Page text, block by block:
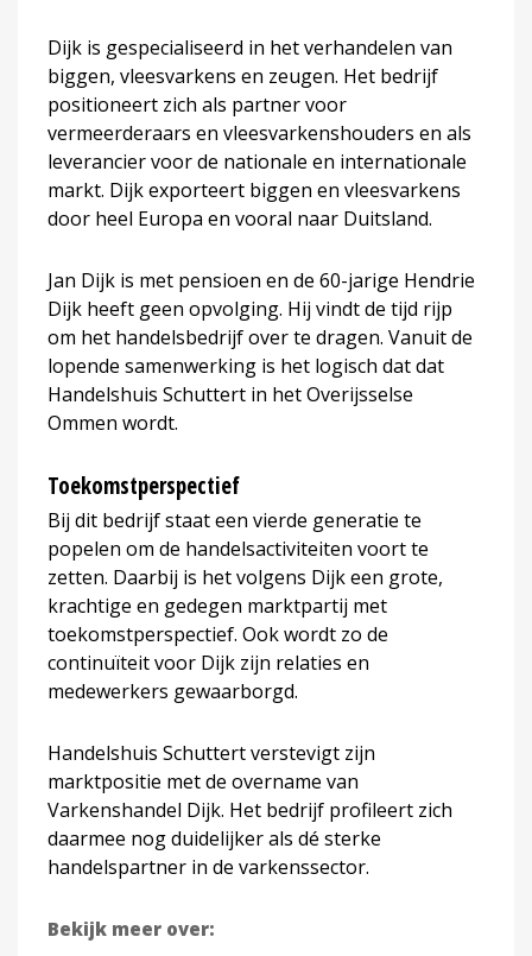
Dijk is gespecialiseerd in het verhandelen van
biggen, vleesvarkens en zeugen. Het bedrijf
positioneert zich als partner voor
vermeerderaars en vleesvarkenshouders en als
leverancier voor de nationale en internationale
markt. Dijk exporteert biggen en vleesvarkens
door heel Europa en vooral naar Duitsland.
Jan Dijk is met pensioen en de 60-jarige Hendrie
Dijk heeft geen opvolging. Hij vindt de tijd rijp
om het handelsbedrijf over te dragen. Vanuit de
lopende samenwerking is het logisch dat dat
Handelshuis Schuttert in het Overijsselse
Ommen wordt.
Toekomstperspectief
Bij dit bedrijf staat een vierde generatie te
popelen om de handelsactiviteiten voort te
zetten. Daarbij is het volgens Dijk een grote,
krachtige en gedegen marktpartij met
toekomstperspectief. Ook wordt zo de
continuïteit voor Dijk zijn relaties en
medewerkers gewaarborgd.
Handelshuis Schuttert verstevigt zijn
marktpositie met de overname van
Varkenshandel Dijk. Het bedrijf profileert zich
daarmee nog duidelijker als dé sterke
handelspartner in de varkenssector.
Bekijk meer over: